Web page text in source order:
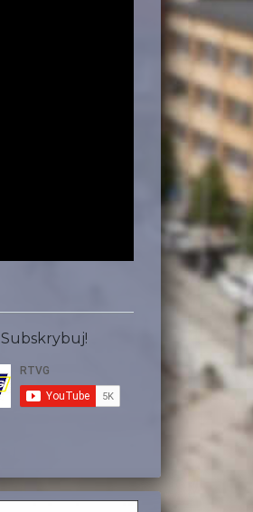
Subskrybuj!